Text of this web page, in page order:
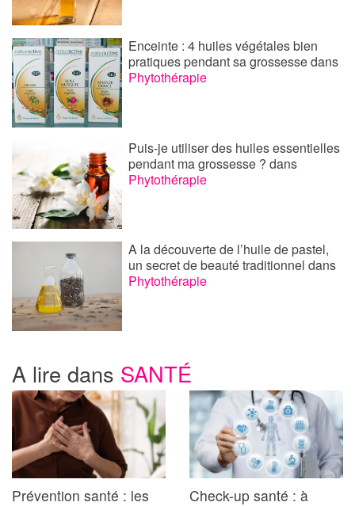
Enceinte : 4 huiles végétales bien
pratiques pendant sa grossessedans
Phytothérapie
Puis-je utiliser des huiles essentielles
pendant ma grossesse ?dans
Phytothérapie
A la découverte de l’huile de pastel,
un secret de beauté traditionneldans
Phytothérapie
A lire dans SANTÉ
Prévention santé : les
Check-up santé : à